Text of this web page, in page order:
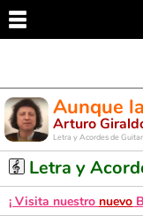
Aunque
Arturo
Letra y Acordes de
Letra y
¡ Visita nuestro nuevo